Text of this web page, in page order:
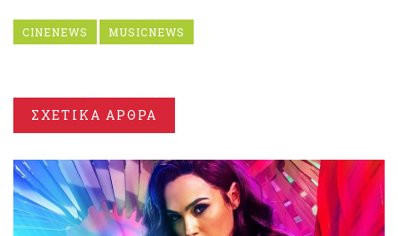
CINENEWS MUSICNEWS
ΣΧΕΤΙΚΑ ΑΡΘΡΑ